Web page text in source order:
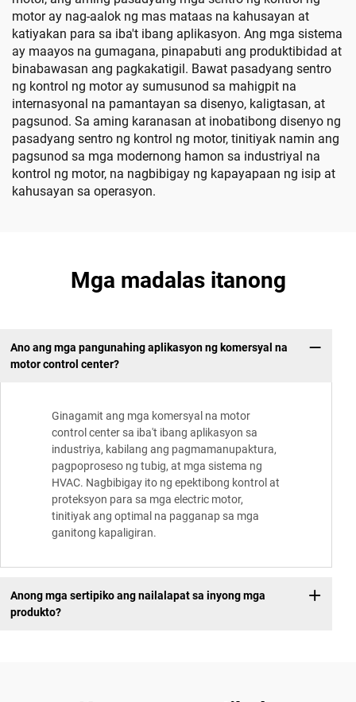
motor ay nag-aalok ng mas mataas na kahusayan at
katiyakan para sa iba't ibang aplikasyon. Ang mga sistema
ay maayos na gumagana, pinapabuti ang produktibidad at
binabawasan ang pagkakatigil. Bawat pasadyang sentro
ng kontrol ng motor ay sumusunod sa mahigpit na
internasyonal na pamantayan sa disenyo, kaligtasan, at
pagsunod. Sa aming karanasan at inobatibong disenyo ng
pasadyang sentro ng kontrol ng motor, tinitiyak namin ang
pagsunod sa mga modernong hamon sa industriyal na
kontrol ng motor, na nagbibigay ng kapayapaan ng isip at
kahusayan sa operasyon.
Mga madalas itanong
Ano ang mga pangunahing aplikasyon ng komersyal na
motor control center?
Ginagamit ang mga komersyal na motor
control center sa iba't ibang aplikasyon sa
industriya, kabilang ang pagmamanupaktura,
pagpoproseso ng tubig, at mga sistema ng
HVAC. Nagbibigay ito ng epektibong kontrol at
proteksyon para sa mga electric motor,
tinitiyak ang optimal na pagganap sa mga
ganitong kapaligiran.
Anong mga sertipiko ang nailalapat sa inyong mga
produkto?